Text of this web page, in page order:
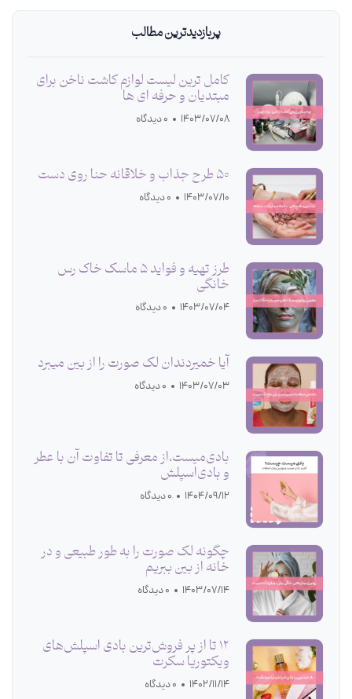
پربازدیدترین مطالب
کامل ترین لیست لوازم کاشت ناخن برای
مبتدیان و حرفه ای ها
1403/07/08 0 دیدگاه
50 طرح جذاب و خلاقانه حنا روی دست
1403/07/10 0 دیدگاه
طرز تهیه و فواید 5 ماسک خاک رس
خانگی
1403/07/04 0 دیدگاه
آیا خمیردندان لک صورت را از بین میبرد
1403/07/03 0 دیدگاه
بادی‌میست،از معرفی تا تفاوت آن با عطر
و بادی‌اسپلش
1404/09/12 0 دیدگاه
چگونه لک صورت را به طور طبیعی و در
خانه از بین ببریم
1403/07/14 0 دیدگاه
12 تا از پر فروش‌ترین بادی اسپلش‌های
ویکتوریا سکرت
1402/11/14 0 دیدگاه